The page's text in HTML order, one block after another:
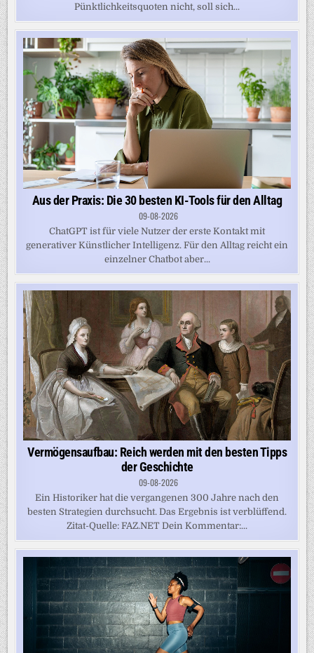
Pünktlichkeitsquoten nicht, soll sich...
Aus der Praxis: Die 30 besten KI-Tools für den Alltag
09-08-2026
ChatGPT ist für viele Nutzer der erste Kontakt mit
generativer Künstlicher Intelligenz. Für den Alltag reicht ein
einzelner Chatbot aber...
Vermögensaufbau: Reich werden mit den besten Tipps
der Geschichte
09-08-2026
Ein Historiker hat die vergangenen 300 Jahre nach den
besten Strategien durchsucht. Das Ergebnis ist verblüffend.
Zitat-Quelle: FAZ.NET Dein Kommentar:...